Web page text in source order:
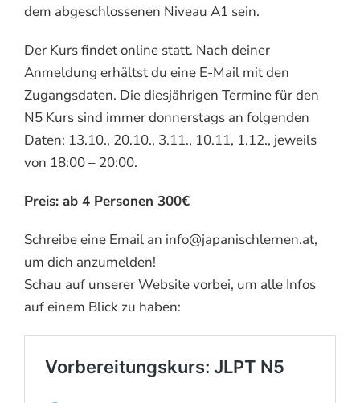
dem abgeschlossenen Niveau A1 sein.
Der Kurs findet online statt. Nach deiner
Anmeldung erhältst du eine E-Mail mit den
Zugangsdaten. Die diesjährigen Termine für den
N5 Kurs sind immer donnerstags an folgenden
Daten: 13.10., 20.10., 3.11., 10.11, 1.12., jeweils
von 18:00 – 20:00.
Preis: ab 4 Personen 300€
Schreibe eine Email an info@japanischlernen.at,
um dich anzumelden!
Schau auf unserer Website vorbei, um alle Infos
auf einem Blick zu haben: